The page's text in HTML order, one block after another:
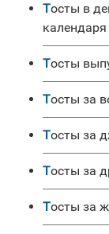
Тосты в день 7 ноября — красный день
календаря
Тосты
Тосты за
Тосты за
Тосты за
Тосты за